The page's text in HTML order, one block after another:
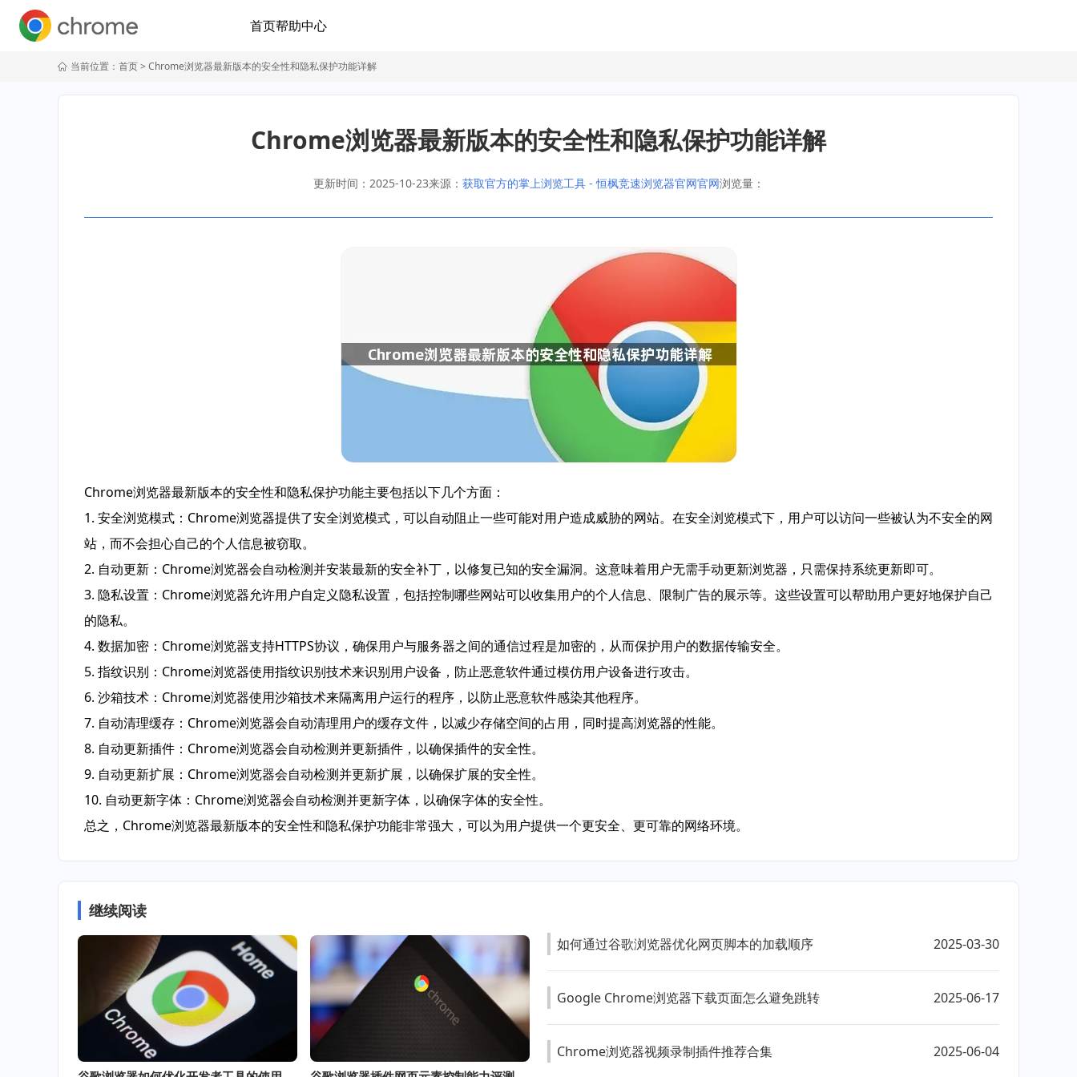
首页帮助中心
当前位置： 首页> Chrome浏览器最新版本的安全性和隐私保护功能详解
Chrome浏览器最新版本的安全性和隐私保护功能详解
更新时间：2025-10-23来源： 获取官方的掌上浏览工具 - 恒枫竞速浏览器官网官网浏览量：
Chrome浏览器最新版本的安全性和隐私保护功能主要包括以下几个方面：
1. 安全浏览模式：Chrome浏览器提供了安全浏览模式，可以自动阻止一些可能对用户造成威胁的网站。在安全浏览模式下，用户可以访问一些被认为不安全的网
站，而不会担心自己的个人信息被窃取。
2. 自动更新：Chrome浏览器会自动检测并安装最新的安全补丁，以修复已知的安全漏洞。这意味着用户无需手动更新浏览器，只需保持系统更新即可。
3. 隐私设置：Chrome浏览器允许用户自定义隐私设置，包括控制哪些网站可以收集用户的个人信息、限制广告的展示等。这些设置可以帮助用户更好地保护自己
的隐私。
4. 数据加密：Chrome浏览器支持HTTPS协议，确保用户与服务器之间的通信过程是加密的，从而保护用户的数据传输安全。
5. 指纹识别：Chrome浏览器使用指纹识别技术来识别用户设备，防止恶意软件通过模仿用户设备进行攻击。
6. 沙箱技术：Chrome浏览器使用沙箱技术来隔离用户运行的程序，以防止恶意软件感染其他程序。
7. 自动清理缓存：Chrome浏览器会自动清理用户的缓存文件，以减少存储空间的占用，同时提高浏览器的性能。
8. 自动更新插件：Chrome浏览器会自动检测并更新插件，以确保插件的安全性。
9. 自动更新扩展：Chrome浏览器会自动检测并更新扩展，以确保扩展的安全性。
10. 自动更新字体：Chrome浏览器会自动检测并更新字体，以确保字体的安全性。
总之，Chrome浏览器最新版本的安全性和隐私保护功能非常强大，可以为用户提供一个更安全、更可靠的网络环境。
继续阅读
如何通过谷歌浏览器优化网页脚本的加载顺序 2025-03-30
Google Chrome浏览器下载页面怎么避免跳转 2025-06-17
Chrome浏览器视频录制插件推荐合集 2025-06-04